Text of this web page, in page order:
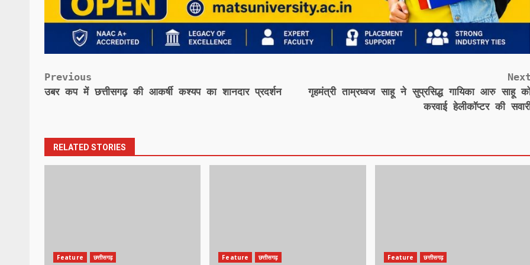
Post
navigation
Previous
उबर कप में छत्तीसगढ़ की आकर्षी कश्यप का शानदार प्रदर्शन
Next
गृहमंत्री ताम्रध्वज साहू ने सुप्रसिद्ध गायिका आरु साहू
करवाई हेलीकॉप्टर की
RELATED STORIES
Feature छत्तीसगढ़ Feature छत्तीसगढ़ Feature छत्तीसगढ़